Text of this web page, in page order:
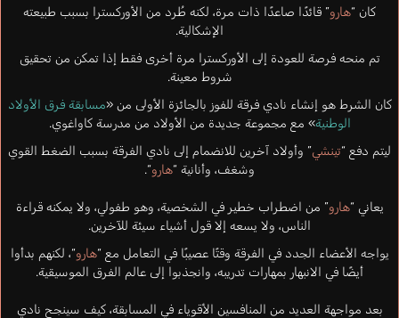
كان “هارو” قائدًا صاعدًا ذات مرة، لكنه طُرد من الأوركسترا بسبب طبيعته
الإشكالية.
تم منحه فرصة للعودة إلى الأوركسترا مرة أخرى فقط إذا تمكن من تحقيق
شروط معينة.
كان الشرط هو إنشاء نادي فرقة للفوز بالجائزة الأولى من «مسابقة فرق الأولاد
الوطنية» مع مجموعة جديدة من الأولاد من مدرسة كاواغوي.
ليتم دفع “تينشي” وأولاد آخرين للانضمام إلى نادي الفرقة بسبب الضغط القوي
وشغف، وأنانية “هارو“.
يعاني “هارو” من اضطراب خطير في الشخصية، وهو طفولي، ولا يمكنه قراءة
الناس، ولا يسعه إلا قول أشياء سيئة للآخرين.
يواجه الأعضاء الجدد في الفرقة وقتًا عصيبًا في التعامل مع “هارو“، لكنهم بدأوا
أيضًا في الانبهار بمهارات تدريبه، وانجذبوا إلى عالم الفرق الموسيقية.
بعد مواجهة العديد من المنافسين الأقوياء في المسابقة، كيف سينجح نادي